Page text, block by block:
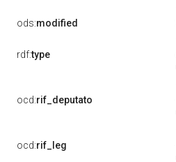
ods:modified
rdf:type
ocd:rif_deputato
ocd:rif_leg